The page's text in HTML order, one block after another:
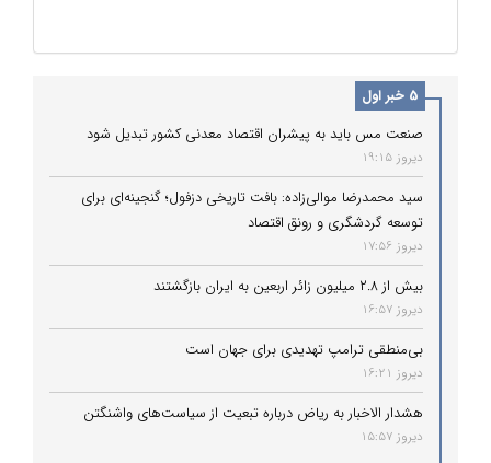
5 خبر اول
صنعت مس باید به پیشران اقتصاد معدنی کشور تبدیل شود
دیروز 19:15
سید محمدرضا موالی‌زاده: بافت تاریخی دزفول؛ گنجینه‌ای برای
توسعه گردشگری و رونق اقتصاد
دیروز 17:56
بیش از ۲.۸ میلیون زائر اربعین به ایران بازگشتند
دیروز 16:57
بی‌منطقی ترامپ تهدیدی برای جهان است
دیروز 16:21
هشدار الاخبار به ریاض درباره تبعیت از سیاست‌های واشنگتن
دیروز 15:57